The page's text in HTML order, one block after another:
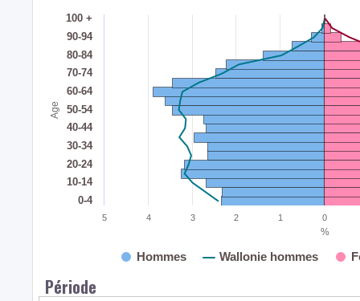
Age
%
Hommes Wallonie hommes
0-4
10-14
20-24
30-34
40-44
50-54
60-64
70-74
80-84
90-94
100 +
5 4 3 2 1 0
Période